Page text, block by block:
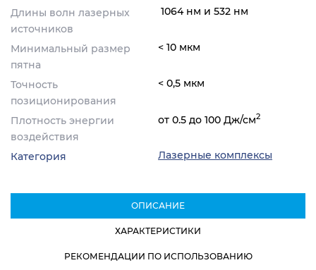
Длины волн лазерных
источников
1064 нм и 532 нм
Минимальный размер
пятна
< 10 мкм
Точность
позиционирования
< 0,5 мкм
Плотность энергии
воздействия
от 0.5 до 100 Дж/см2
Категория Лазерные комплексы
ОПИСАНИЕ
ХАРАКТЕРИСТИКИ
РЕКОМЕНДАЦИИ ПО ИСПОЛЬЗОВАНИЮ